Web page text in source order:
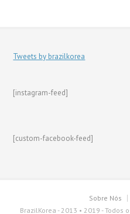
Tweets by brazilkorea
[instagram-feed]
[custom-facebook-feed]
Sobre Nós
BrazilKorea - 2013 • 2019 -